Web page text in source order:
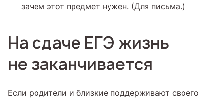
зачем этот предмет нужен. (Для письма.)
На сдаче ЕГЭ жизнь
не заканчивается
Если родители и близкие поддерживают своего